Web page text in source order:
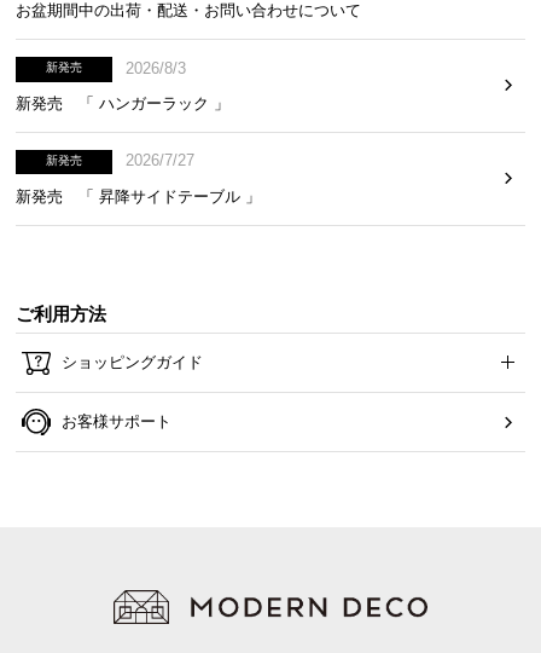
お盆期間中の出荷・配送・お問い合わせについて
新発売
2026/8/3
新発売 「 ハンガーラック 」
新発売
2026/7/27
新発売 「 昇降サイドテーブル 」
ご利用方法
ショッピングガイド
お客様サポート